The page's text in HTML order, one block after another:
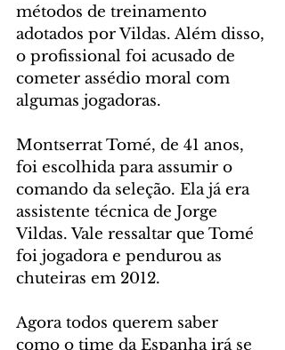
métodos de treinamento
adotados por Vildas. Além disso,
o profissional foi acusado de
cometer assédio moral com
algumas jogadoras.
Montserrat Tomé, de 41 anos,
foi escolhida para assumir o
comando da seleção. Ela já era
assistente técnica de Jorge
Vildas. Vale ressaltar que Tomé
foi jogadora e pendurou as
chuteiras em 2012.
Agora todos querem saber
como o time da Espanha irá se